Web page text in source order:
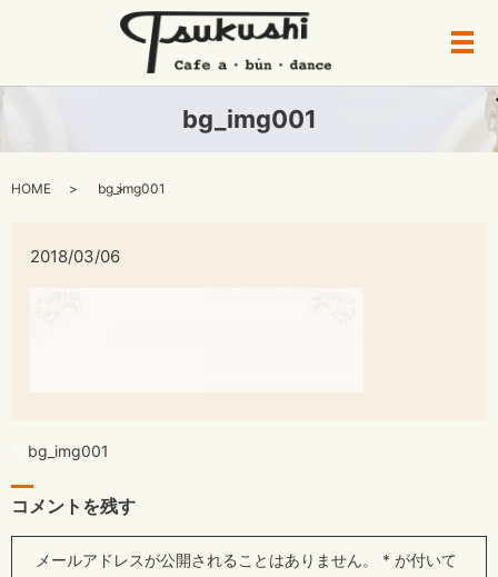
メ
bg_img001
HOME bg_img001
2018/03/06
bg_img001
コメントを残す
メールアドレスが公開されることはありません。 * が付いて